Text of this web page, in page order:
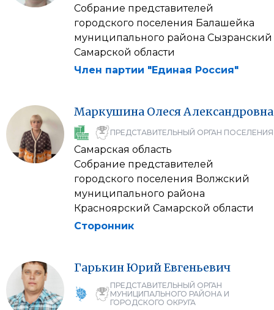
Собрание представителей
городского поселения Балашейка
муниципального района Сызранский
Самарской области
Член партии "Единая Россия"
Маркушина ОлесяАлександровна
ПРЕДСТАВИТЕЛЬНЫЙ ОРГАН ПОСЕЛЕНИЯ
Самарская область
Собрание представителей
городского поселения Волжский
муниципального района
Красноярский Самарской области
Сторонник
ГарькинЮрийЕвгеньевич
ПРЕДСТАВИТЕЛЬНЫЙ ОРГАН
МУНИЦИПАЛЬНОГО РАЙОНА И
ГОРОДСКОГО ОКРУГА